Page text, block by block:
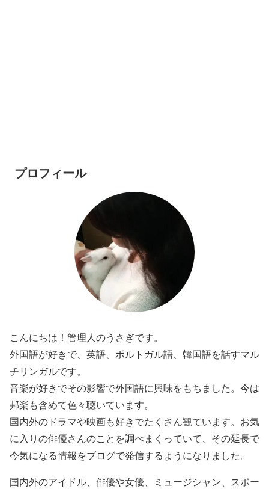
プロフィール
こんにちは！管理人のうさぎです。
外国語が好きで、英語、ポルトガル語、韓国語を話すマル
チリンガルです。
音楽が好きでその影響で外国語に興味をもちました。今は
邦楽も含めて色々聴いています。
国内外のドラマや映画も好きでたくさん観ています。お気
に入りの俳優さんのことを調べまくっていて、その延長で
今気になる情報をブログで発信するようになりました。
国内外のアイドル、俳優や女優、ミュージシャン、スポー